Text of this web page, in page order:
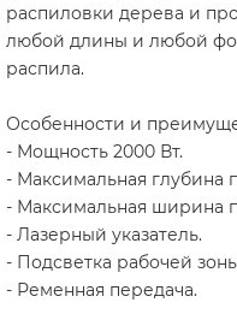
распиловки дерева и
любой длины и любой
распила.
Особенности и
- Мощность 2000 Вт.
- Максимальная глубина
- Максимальная ширина
- Лазерный указатель.
- Подсветка рабочей
- Ременная передача.